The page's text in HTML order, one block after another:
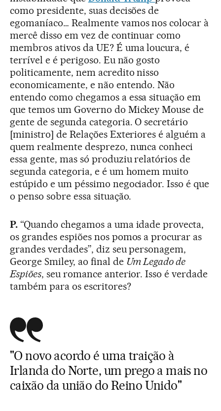
como presidente, suas decisões de
egomaníaco… Realmente vamos nos colocar à
mercê disso em vez de continuar como
membros ativos da UE? É uma loucura, é
terrível e é perigoso. Eu não gosto
politicamente, nem acredito nisso
economicamente, e não entendo. Não
entendo como chegamos a essa situação em
que temos um Governo do Mickey Mouse de
gente de segunda categoria. O secretário
[ministro] de Relações Exteriores é alguém a
quem realmente desprezo, nunca conheci
essa gente, mas só produziu relatórios de
segunda categoria, e é um homem muito
estúpido e um péssimo negociador. Isso é que
o penso sobre essa situação.
P.“Quando chegamos a uma idade provecta,
os grandes espiões nos pomos a procurar as
grandes verdades”, diz seu personagem,
George Smiley, ao final de Um Legado de
Espiões, seu romance anterior. Isso é verdade
também para os escritores?
"O novo acordo é uma traição à
Irlanda do Norte, um prego a mais no
caixão da união do Reino Unido"